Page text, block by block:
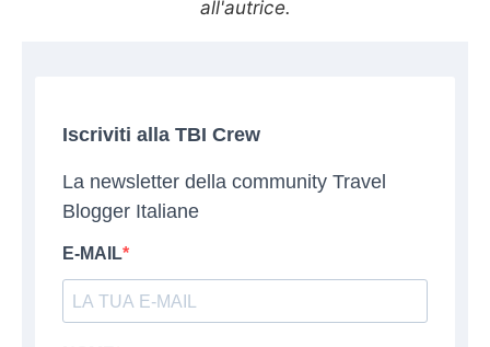
all'autrice.
Iscriviti alla TBI Crew
La newsletter della community Travel
Blogger Italiane
E-MAIL